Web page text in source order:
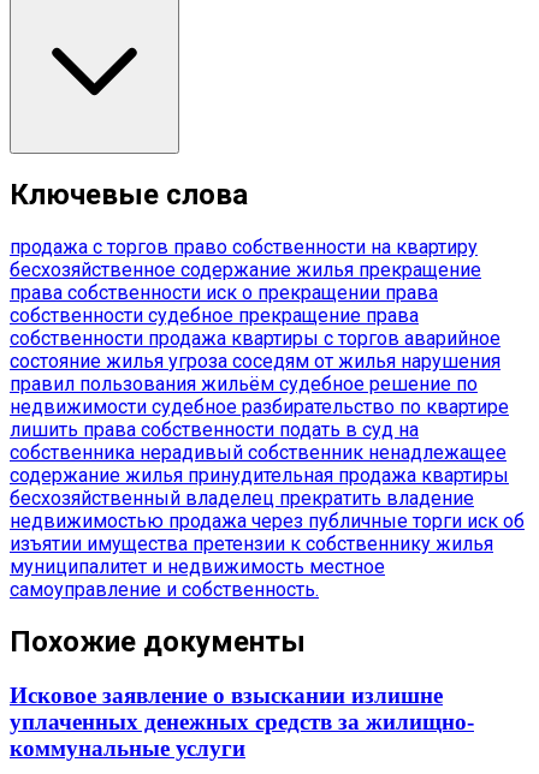
Ключевые слова
продажа с торгов право собственности на квартиру
бесхозяйственное содержание жилья прекращение
права собственности иск о прекращении права
собственности судебное прекращение права
собственности продажа квартиры с торгов аварийное
состояние жилья угроза соседям от жилья нарушения
правил пользования жильём судебное решение по
недвижимости судебное разбирательство по квартире
лишить права собственности подать в суд на
собственника нерадивый собственник ненадлежащее
содержание жилья принудительная продажа квартиры
бесхозяйственный владелец прекратить владение
недвижимостью продажа через публичные торги иск об
изъятии имущества претензии к собственнику жилья
муниципалитет и недвижимость местное
самоуправление и собственность.
Похожие документы
Исковое заявление о взыскании излишне
уплаченных денежных средств за жилищно-
коммунальные услуги